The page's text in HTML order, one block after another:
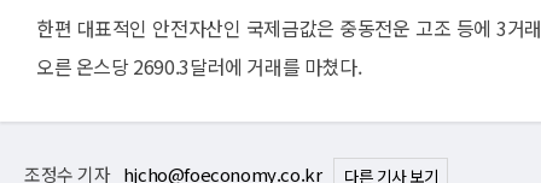
한편 대표적인 안전자산인 국제금값은 중동전운 고조 등에 3
오른 온스당 2690.3달러에 거래를 마쳤다.
조정수 기자 hjcho@foeconomy.co.kr 다른 기사 보기